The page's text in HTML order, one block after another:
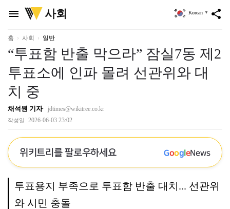
menu
위
키
리
사회 share
Korean ▼
홈 사회 일반
“투표함 반출 막으라” 잠실7동 제2
투표소에 인파 몰려 선관위와 대
치 중
채석원 기자 jdtimes@wikitree.co.kr
작성일 2026-06-03 23:02
위키트리를 팔로우하세요 GoogleNews
투표용지 부족으로 투표함 반출 대치... 선관위
와 시민 충돌